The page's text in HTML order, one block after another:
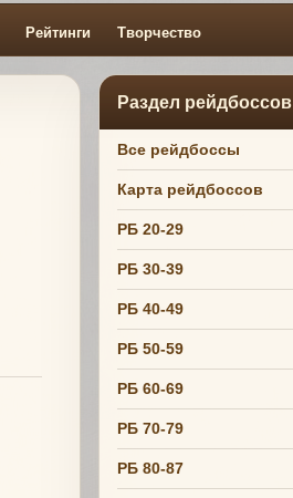
Рейтинги Творчество
Раздел рейдбоссов
Все рейдбоссы
Карта рейдбоссов
РБ 20-29
РБ 30-39
РБ 40-49
РБ 50-59
РБ 60-69
РБ 70-79
РБ 80-87